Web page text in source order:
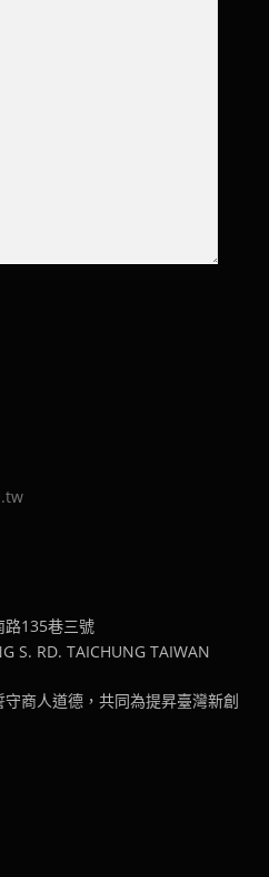
路135巷三號
S. RD. TAICHUNG TAIWAN
商人道德，共同為提昇臺灣新創